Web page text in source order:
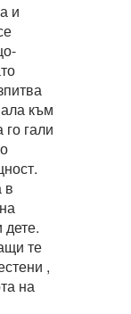
и
към
гали
в
дете.
те
,
на